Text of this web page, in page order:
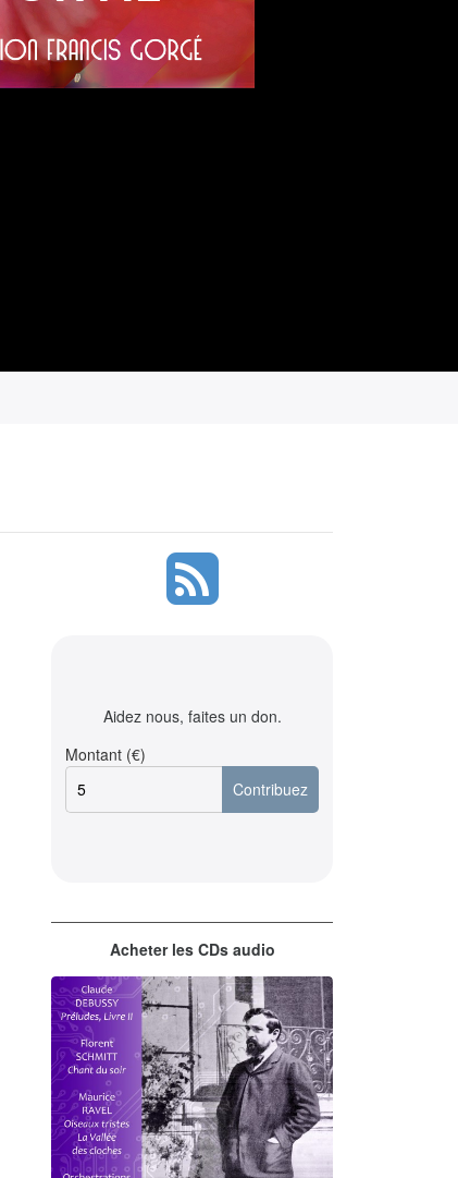
Aidez nous, faites un don.
Montant (€)
Acheter les CDs audio